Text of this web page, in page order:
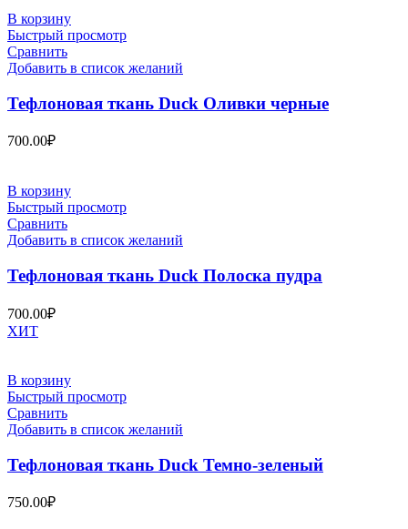
В корзину
Быстрый просмотр
Сравнить
Добавить в список желаний
Тефлоновая ткань Duck Оливки черные
700.00₽
В корзину
Быстрый просмотр
Сравнить
Добавить в список желаний
Тефлоновая ткань Duck Полоска пудра
700.00₽
ХИТ
В корзину
Быстрый просмотр
Сравнить
Добавить в список желаний
Тефлоновая ткань Duck Темно-зеленый
750.00₽